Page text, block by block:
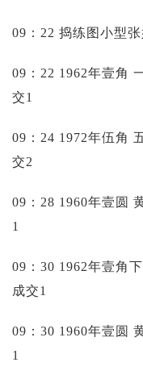
09：22 捣练图小型
09：22 1962年壹角
交1
09：24 1972年伍角
交2
09：28 1960年壹圆
1
09：30 1962年壹角
成交1
09：30 1960年壹圆
1